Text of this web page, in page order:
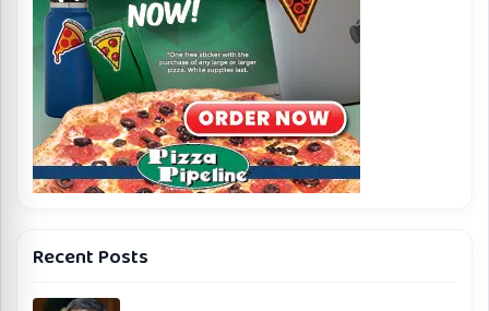
Recent Posts